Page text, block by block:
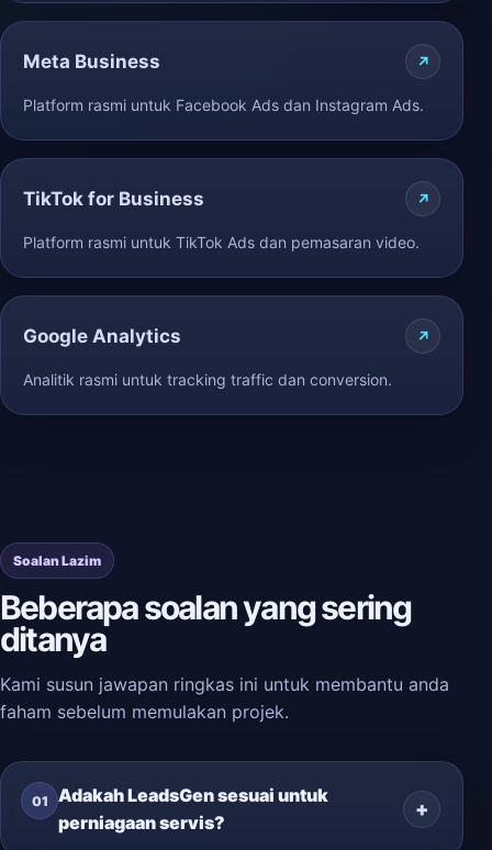
Meta Business
Platform rasmi untuk Facebook Ads dan Instagram Ads.
TikTok for Business
Platform rasmi untuk TikTok Ads dan pemasaran video.
Google Analytics
Analitik rasmi untuk tracking traffic dan conversion.
Soalan Lazim
Beberapa soalan yang sering
ditanya
Kami susun jawapan ringkas ini untuk membantu anda
faham sebelum memulakan projek.
01
Adakah LeadsGen sesuai untuk
perniagaan servis?